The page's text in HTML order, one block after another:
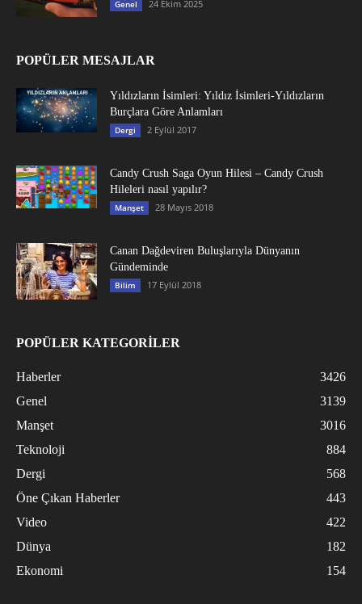
Genel 24 Ekim 2025
POPÜLER MESAJLAR
Yıldızların İsimleri: Yıldız İsimleri-Yıldızların
Burçlara Göre Anlamları
Dergi 2 Eylül 2017
Candy Crush Saga Oyun Hilesi – Candy Crush
Hileleri nasıl yapılır?
Manşet 28 Mayıs 2018
Canan Dağdeviren Buluşlarıyla Dünyanın
Gündeminde
Bilim 17 Eylül 2018
POPÜLER KATEGORİLER
Haberler
3426
Genel
3139
Manşet
3016
Teknoloji
884
Dergi
568
Öne Çıkan Haberler
443
Video
422
Dünya
182
Ekonomi
154